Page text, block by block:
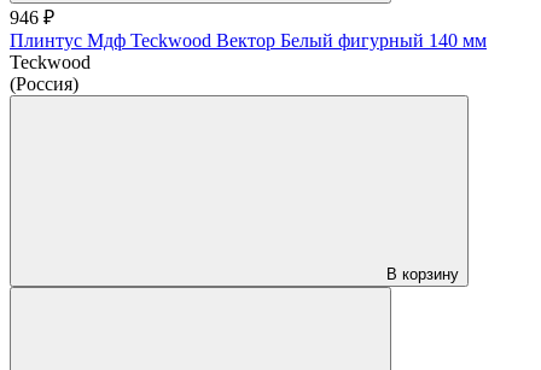
946 ₽
Плинтус Мдф Teckwood Вектор Белый фигурный 140 мм
Teckwood
(Россия)
В корзину